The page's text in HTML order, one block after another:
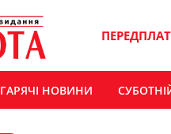
ГАРЯЧІ НОВИНИ